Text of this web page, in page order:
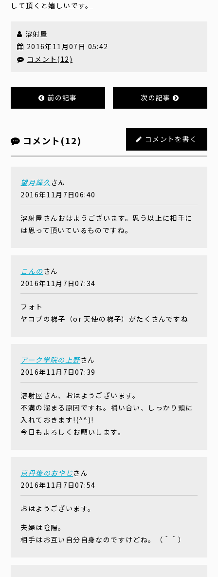
して頂くと嬉しいです。
溶射屋
2016年11月07日 05:42
コメント(12)
前の記事 次の記事
コメント(12) コメントを書く
望月輝久 さん
2016年11月7日06:40
溶射屋さんおはようございます。思う以上に相手に
は思って頂いているものですね。
こんの さん
2016年11月7日07:34
フォト
ヤコブの梯子（or 天使の梯子）がたくさんですね
アーク学院の上野さん
2016年11月7日07:39
溶射屋さん、おはようございます。
不満の溜まる原因ですね。補い合い、しっかり頭に
入れておきます!(^^)!
今日もよろしくお願いします。
京丹後のおやじさん
2016年11月7日07:54
おはようございます。
夫婦は陰陽。
相手はお互い自分自身なのですけどね。（＾＾）